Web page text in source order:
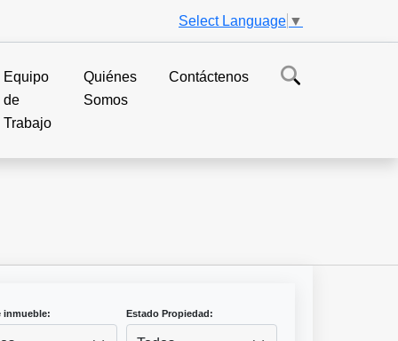
Select Language ▼
Equipo
de
Trabajo
Quiénes
Somos
Contáctenos
inmueble: Estado Propiedad: